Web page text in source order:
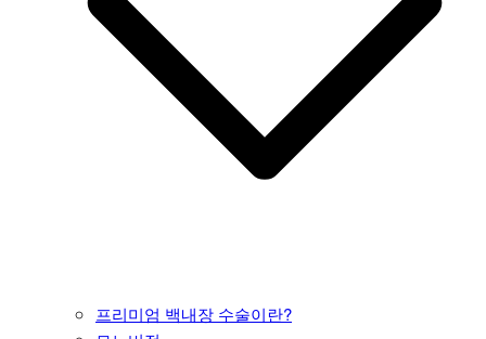
프리미엄 백내장 수술이란?